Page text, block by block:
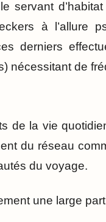
servant
à l’allure
derniers
nécessitant de
de la vie
du réseau
du voyage.
une large